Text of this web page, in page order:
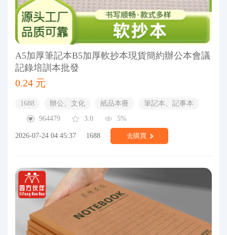
A5加厚筆記本B5加厚軟抄本現貨簡約辦公本會議
記錄培訓本批發
0.24 元
1688 辦公、文化 紙品本冊
筆記本、記事本
964479
3.0 5%
2026-07-24 04:45:37 1688 去購買